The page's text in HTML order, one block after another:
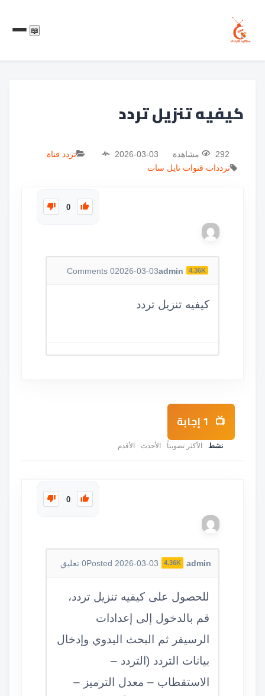
📖
كيفيه تنزيل تردد
292 مشاهدة 2026-03-03
تردد قناة
ترددات قنوات نايل سات
0
admin 4.36K
2026-03-03
0
كيفيه تنزيل تردد
1إجابة
نشط الأكثر تصويتاً الأحدث الأقدم
0
admin
4.36K
Posted 2026-03-03
0 تعليق
للحصول على كيفيه تنزيل تردد،
قم بالدخول إلى إعدادات
الرسيفر ثم البحث اليدوي وإدخال
بيانات التردد (التردد –
الاستقطاب – معدل الترميز –